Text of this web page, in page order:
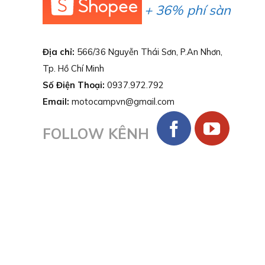
+ 36% phí sàn
Địa chỉ: 566/36 Nguyễn Thái Sơn, P.An Nhơn,
Tp. Hồ Chí Minh
Số Điện Thoại: 0937.972.792
Email: motocampvn@gmail.com
FOLLOW KÊNH